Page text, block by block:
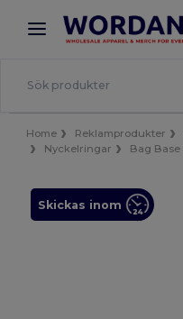
× Wordans-app
Bättre priser i appen!
Home Reklamprodukter
Nyckelringar
Bag Base
Skickas inom